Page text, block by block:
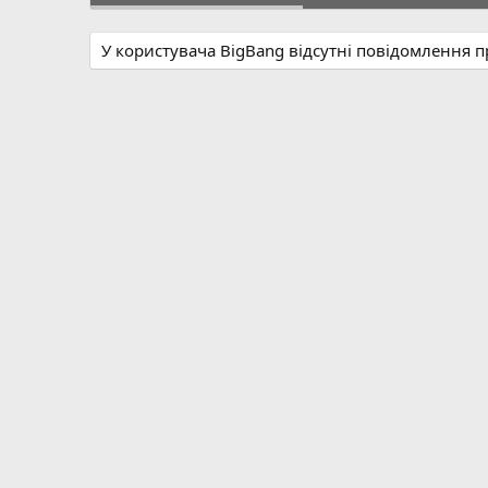
У користувача BigBang відсутні повідомлення